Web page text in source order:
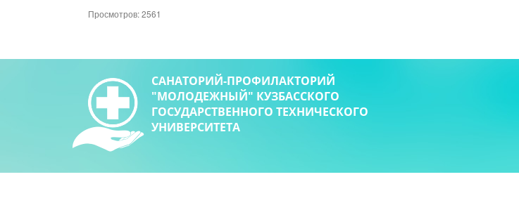
Просмотров: 2561
САНАТОРИЙ-ПРОФИЛАКТОРИЙ
"МОЛОДЕЖНЫЙ" КУЗБАССКОГО
ГОСУДАРСТВЕННОГО ТЕХНИЧЕСКОГО
УНИВЕРСИТЕТА